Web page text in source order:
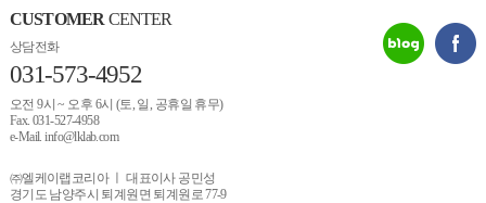
CUSTOMERCENTER
상담전화
031-573-4952
오전 9시 ~ 오후 6시 (토, 일, 공휴일 휴무)
Fax. 031-527-4958
e-Mail. info@lklab.com
㈜엘케이랩코리아 ㅣ 대표이사 공민성
경기도 남양주시 퇴계원면 퇴계원로 77-9